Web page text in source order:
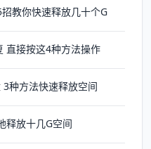
教你快速释放几十个G
直接按这4种方法操作
种方法快速释放空间
释放十几G空间